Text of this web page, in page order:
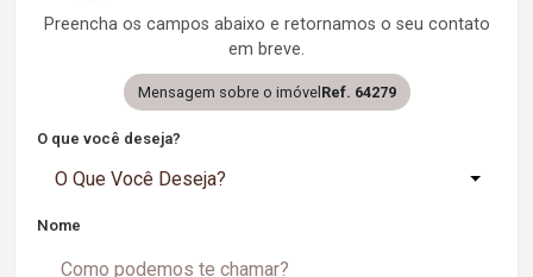
Preencha os campos abaixo e retornamos o seu contato
em breve.
Mensagem sobre o imóvel Ref. 64279
O que você deseja?
O Que Você Deseja?
Nome